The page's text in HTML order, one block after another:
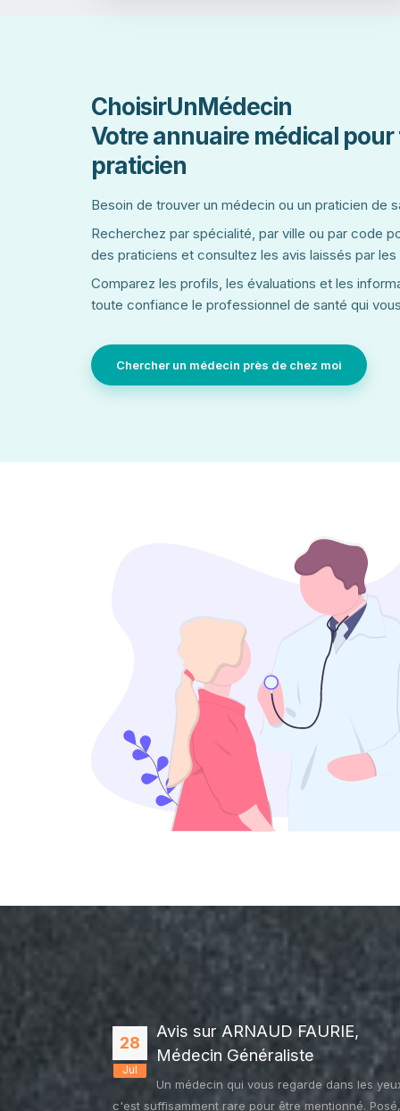
ChoisirUnMédecin
Votre annuaire médical
praticien
Besoin de trouver un médecin ou un praticien de
Recherchez par spécialité, par ville ou par code
des praticiens et consultez les avis laissés par
Comparez les profils, les évaluations et les
toute confiance le professionnel de santé qui
Chercher un médecin près de chez moi
28
Jul
Avis sur ARNAUD FAURIE,
Médecin Généraliste
Un médecin qui vous regarde dans les
c'est suffisamment rare pour être mentionné.